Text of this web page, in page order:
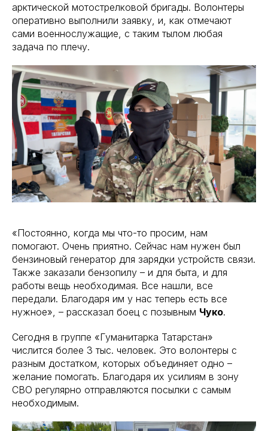
арктической мотострелковой бригады. Волонтеры
оперативно выполнили заявку, и, как отмечают
сами военнослужащие, с таким тылом любая
задача по плечу.
«Постоянно, когда мы что-то просим, нам
помогают. Очень приятно. Сейчас нам нужен был
бензиновый генератор для зарядки устройств связи.
Также заказали бензопилу – и для быта, и для
работы вещь необходимая. Все нашли, все
передали. Благодаря им у нас теперь есть все
нужное», – рассказал боец с позывным Чуко.
Сегодня в группе «Гуманитарка Татарстан»
числится более 3 тыс. человек. Это волонтеры с
разным достатком, которых объединяет одно –
желание помогать. Благодаря их усилиям в зону
СВО регулярно отправляются посылки с самым
необходимым.